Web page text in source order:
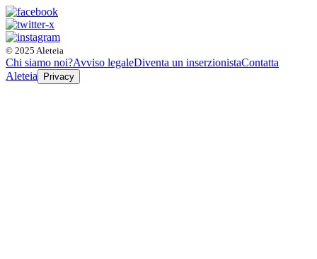
© 2025 Aleteia
Chi siamo noi?Avviso legaleDiventa un inserzionistaContatta
Aleteia
Privacy